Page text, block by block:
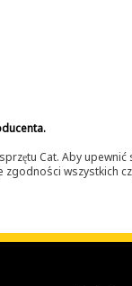
Cat. Aby
zgodności wszystkich